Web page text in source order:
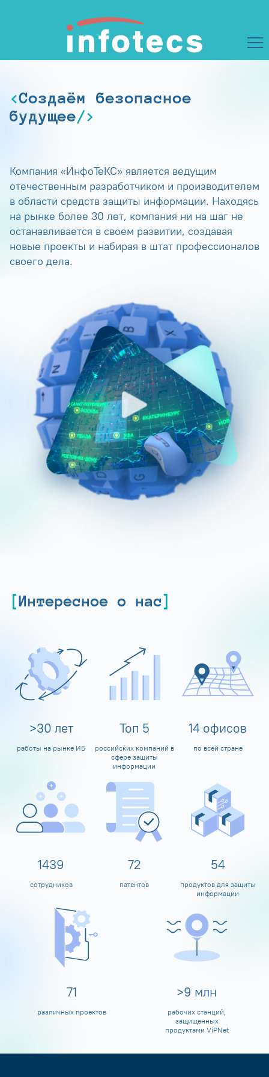
Создаём безопасное
будущее
Компания «ИнфоТеКС» является ведущим
отечественным разработчиком и производителем
в области средств защиты информации. Находясь
на рынке более 30 лет, компания ни на шаг не
останавливается в своем развитии, создавая
новые проекты и набирая в штат профессионалов
своего дела.
Интересное о нас
>30 лет
работы на рынке ИБ
Топ 5
российских компаний в
сфере защиты
информации
14 офисов
по всей стране
1597
сотрудников
80
патентов
60
продуктов для защиты
информации
80
различных проектов
>10 млн
рабочих станций,
защищенных
продуктами ViPNet